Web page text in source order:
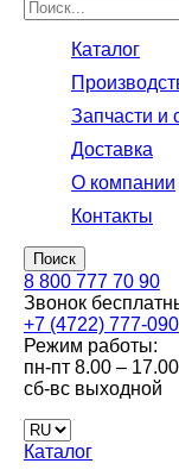
Каталог
Запчасти и
Доставка
О компании
Контакты
Поиск
8 800 777 70 90
Звонок
+7 (4722) 777-090
Режим работы:
пн-пт 8.00 – 17.00
сб-вс выходной
Каталог